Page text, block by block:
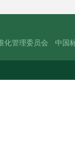
化管理委员会 中国